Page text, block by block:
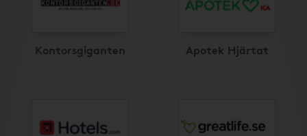
Kontorsgiganten Apotek Hjärtat